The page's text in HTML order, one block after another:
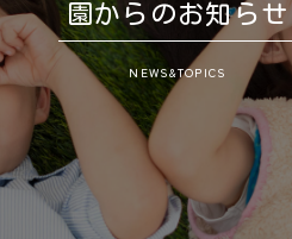
園からのお知らせ
NEWS&TOPICS